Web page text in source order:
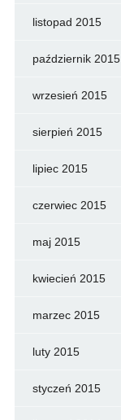
listopad 2015
październik 2015
wrzesień 2015
sierpień 2015
lipiec 2015
czerwiec 2015
maj 2015
kwiecień 2015
marzec 2015
luty 2015
styczeń 2015